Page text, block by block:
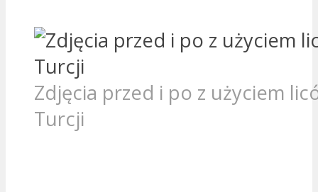
Zdjęcia przed i po z użyciem
Turcji